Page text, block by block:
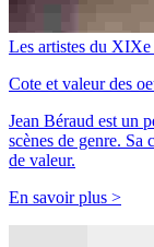
Les artistes du XIXe
Cote et valeur des
Jean Béraud est un
scènes de genre. Sa
de valeur.
En savoir plus >